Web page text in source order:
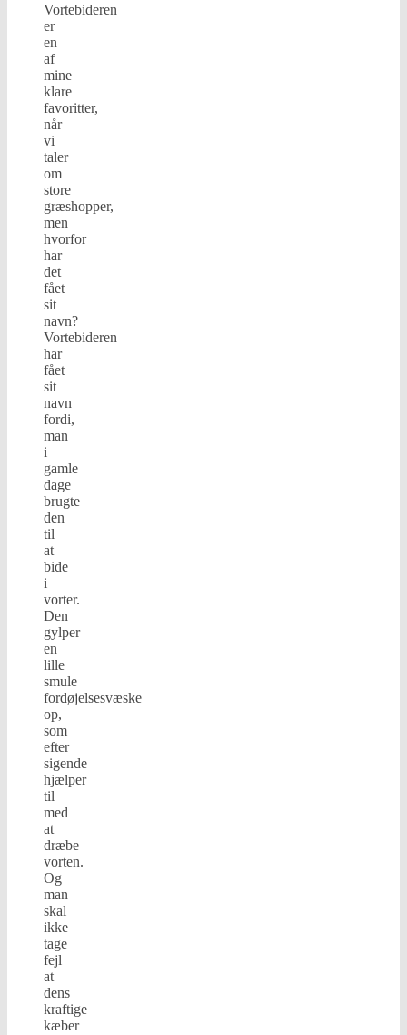
Vortebideren
er
en
af
mine
klare
favoritter,
når
vi
taler
om
store
græshopper,
men
hvorfor
har
det
fået
sit
navn?
Vortebideren
har
fået
sit
navn
fordi,
man
i
gamle
dage
brugte
den
til
at
bide
i
vorter.
Den
gylper
en
lille
smule
fordøjelsesvæske
op,
som
efter
sigende
hjælper
til
med
at
dræbe
vorten.
Og
man
skal
ikke
tage
fejl
at
dens
kraftige
kæber